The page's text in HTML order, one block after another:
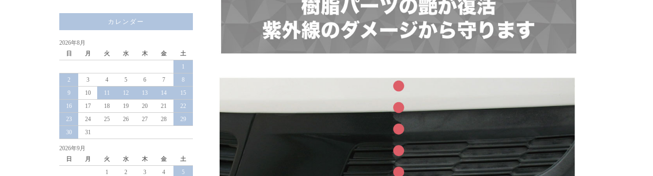
カレンダー
2026年8月
日
月 火 水 木 金
土
1
2
3 4 5 6 7
8
9
10 11 12 13 14
15
16
17 18 19 20 21
22
23
24 25 26 27 28
29
30
31
2026年9月
日
月 火 水 木 金
土
1
2 3 4
5